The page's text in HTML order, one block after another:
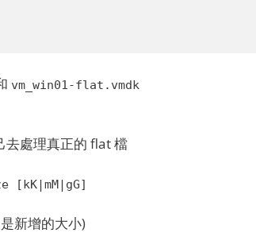
vm_win01-flat.vmdk
去處理真正的 flat 檔
[kK|mM|gG]
新增的大小)